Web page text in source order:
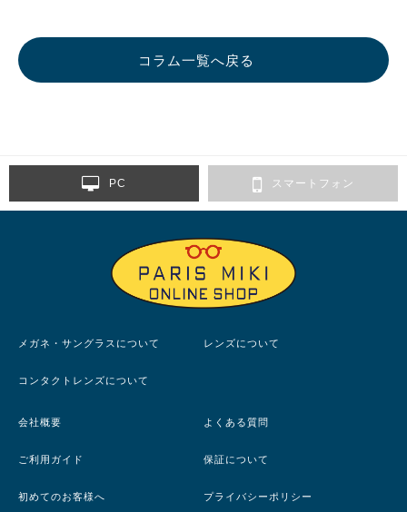
コラム一覧へ戻る
PC スマートフォン
メガネ・サングラスについて レンズについて
コンタクトレンズについて
会社概要 よくある質問
ご利用ガイド 保証について
初めてのお客様へ プライバシーポリシー